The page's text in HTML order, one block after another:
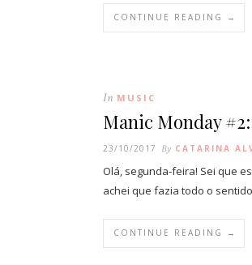
CONTINUE READING →
In MUSIC
Manic Monday
23/10/2017 By CATARINA
Olá, segunda-feira! Sei que
achei que fazia todo o
CONTINUE READING →